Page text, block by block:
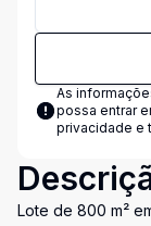
As
possa entrar
privacidade e
Lote de 800 m²